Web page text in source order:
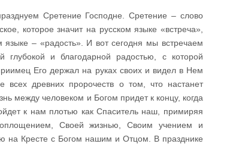
Сретение Господне. Сретение – слово
которое значит на русском языке «встреча»,
языке – «радость». И вот сегодня мы встречаем
глубокой и благодарной радостью, с которой
Его держал на руках своих и видел в Нем
всех древних пророчеств о том, что настанет
между человеком и Богом придет к концу, когда
к нам плотью как Спаситель наш, примиряя
Своей жизнью, Своим учением и
на Кресте с Богом нашим и Отцом. В празднике